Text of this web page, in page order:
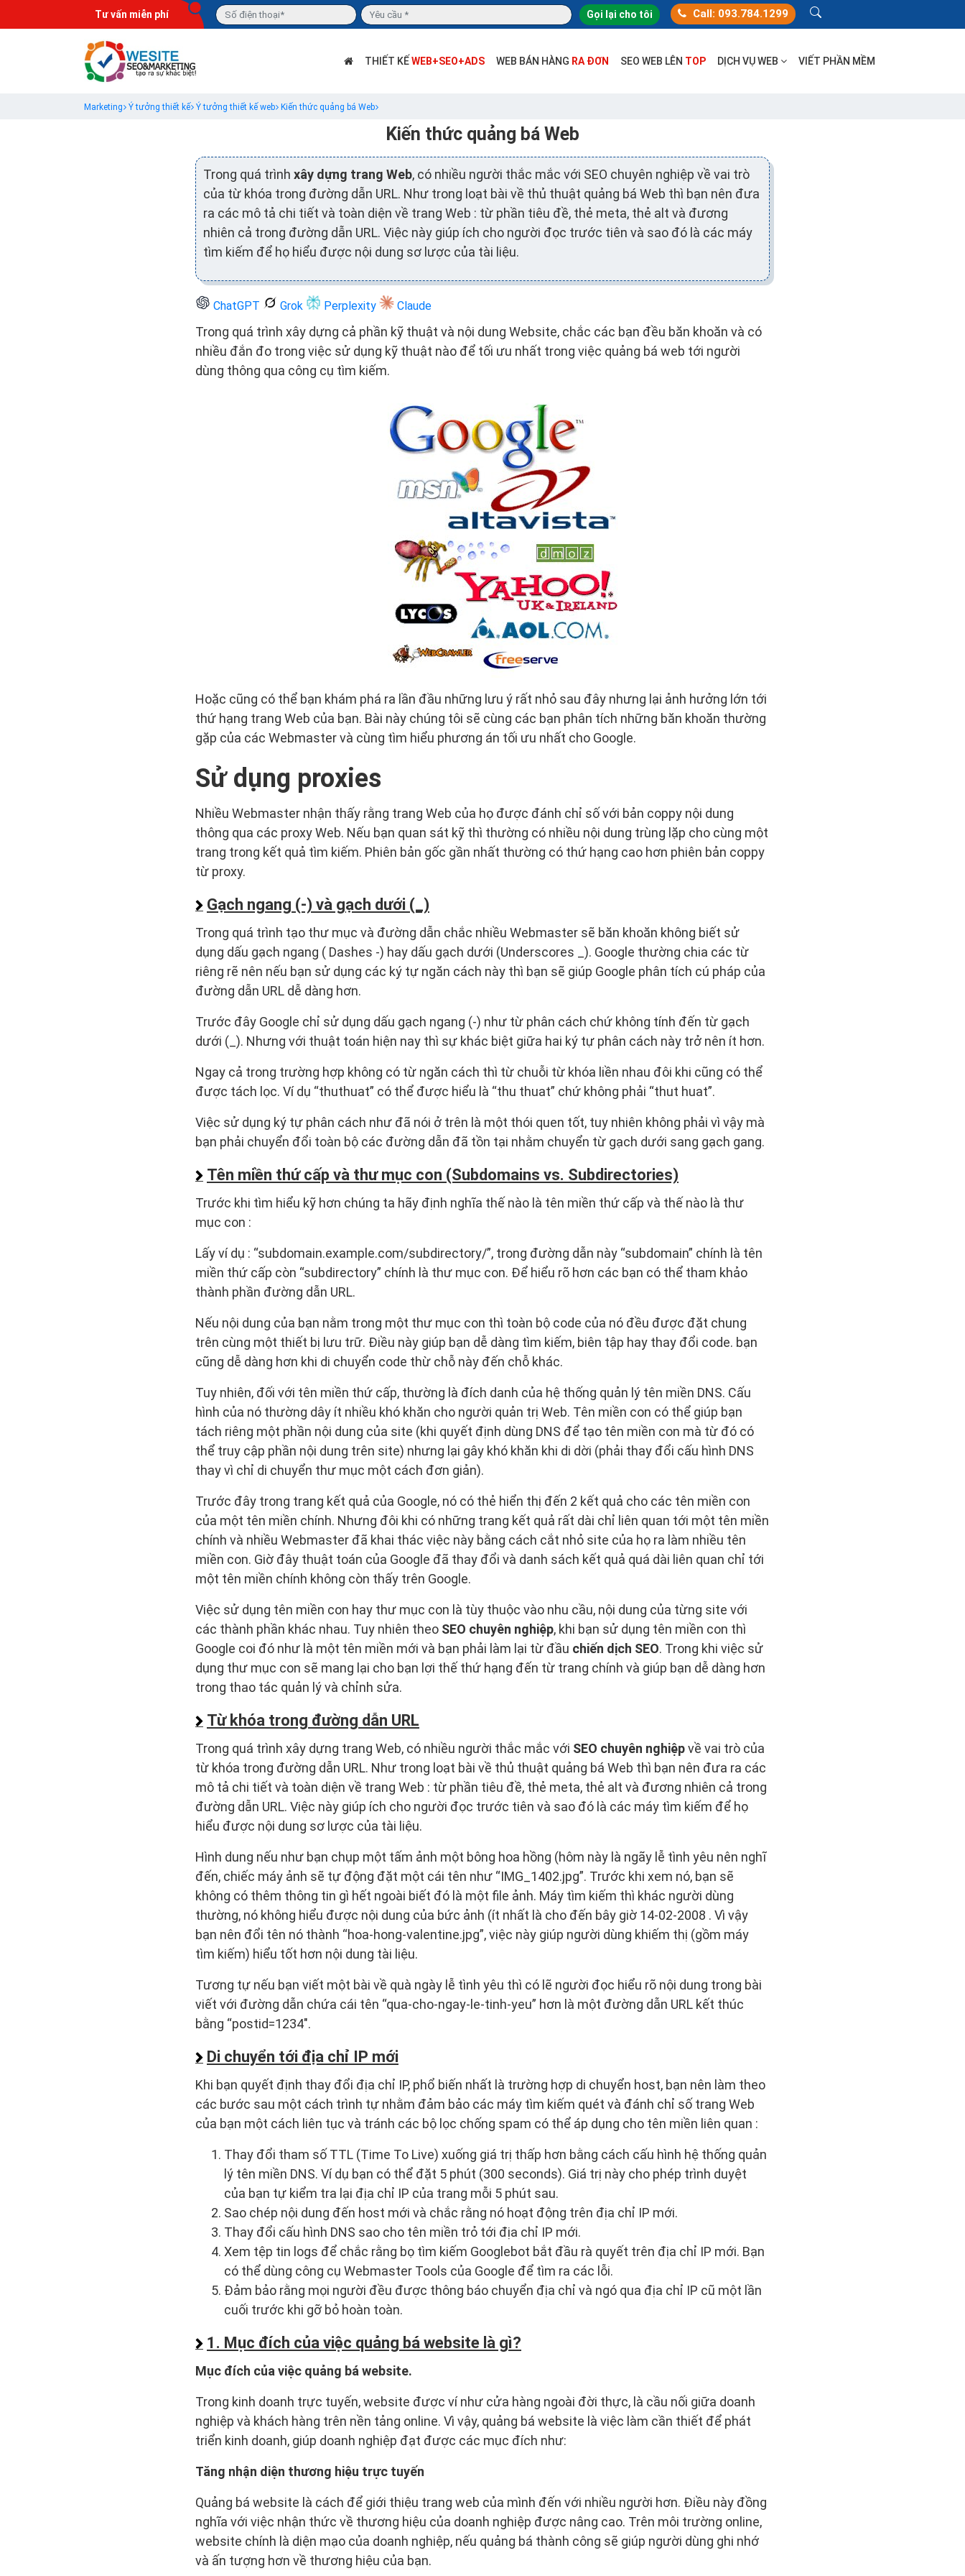
Tư vấn miễn phí Gọi lại cho tôi Call: 093.784.1299
THIẾT KẾWEB+SEO+ADS WEB BÁN HÀNG RA ĐƠN SEO WEB LÊN TOP DỊCH VỤ WEB VIẾT PHẦN MỀM
Marketing Ý tưởng thiết kế Ý tưởng thiết kế web Kiến thức quảng bá Web
Kiến thức quảng bá Web
Trong quá trình xây dựng trang Web, có nhiều người thắc mắc với SEO chuyên nghiệp về vai trò
của từ khóa trong đường dẫn URL. Như trong loạt bài về thủ thuật quảng bá Web thì bạn nên đưa
ra các mô tả chi tiết và toàn diện về trang Web : từ phần tiêu đề, thẻ meta, thẻ alt và đương
nhiên cả trong đường dẫn URL. Việc này giúp ích cho người đọc trước tiên và sao đó là các máy
tìm kiếm để họ hiểu được nội dung sơ lược của tài liệu.
ChatGPT Grok Perplexity Claude
Trong quá trình xây dựng cả phần kỹ thuật và nội dung Website, chắc các bạn đều băn khoăn và có
nhiều đắn đo trong việc sử dụng kỹ thuật nào để tối ưu nhất trong việc quảng bá web tới người
dùng thông qua công cụ tìm kiếm.
Hoặc cũng có thể bạn khám phá ra lần đầu những lưu ý rất nhỏ sau đây nhưng lại ảnh hưởng lớn tới
thứ hạng trang Web của bạn. Bài này chúng tôi sẽ cùng các bạn phân tích những băn khoăn thường
gặp của các Webmaster và cùng tìm hiểu phương án tối ưu nhất cho Google.
Sử dụng proxies
Nhiều Webmaster nhận thấy rằng trang Web của họ được đánh chỉ số với bản coppy nội dung
thông qua các proxy Web. Nếu bạn quan sát kỹ thì thường có nhiều nội dung trùng lặp cho cùng một
trang trong kết quả tìm kiếm. Phiên bản gốc gần nhất thường có thứ hạng cao hơn phiên bản coppy
từ proxy.
Gạch ngang (-) và gạch dưới (_)
Trong quá trình tạo thư mục và đường dẫn chắc nhiều Webmaster sẽ băn khoăn không biết sử
dụng dấu gạch ngang ( Dashes -) hay dấu gạch dưới (Underscores _). Google thường chia các từ
riêng rẽ nên nếu bạn sử dụng các ký tự ngăn cách này thì bạn sẽ giúp Google phân tích cú pháp của
đường dẫn URL dễ dàng hơn.
Trước đây Google chỉ sử dụng dấu gạch ngang (-) như từ phân cách chứ không tính đến từ gạch
dưới (_). Nhưng với thuật toán hiện nay thì sự khác biệt giữa hai ký tự phân cách này trở nên ít hơn.
Ngay cả trong trường hợp không có từ ngăn cách thì từ chuỗi từ khóa liền nhau đôi khi cũng có thể
được tách lọc. Ví dụ “thuthuat” có thể được hiểu là “thu thuat” chứ không phải “thut huat”.
Việc sử dụng ký tự phân cách như đã nói ở trên là một thói quen tốt, tuy nhiên không phải vì vậy mà
bạn phải chuyển đổi toàn bộ các đường dẫn đã tồn tại nhằm chuyển từ gạch dưới sang gạch gang.
Tên miền thứ cấp và thư mục con (Subdomains vs. Subdirectories)
Trước khi tìm hiểu kỹ hơn chúng ta hãy định nghĩa thế nào là tên miền thứ cấp và thế nào là thư
mục con :
Lấy ví dụ : “subdomain.example.com/subdirectory/”, trong đường dẫn này “subdomain” chính là tên
miền thứ cấp còn “subdirectory” chính là thư mục con. Để hiểu rõ hơn các bạn có thể tham khảo
thành phần đường dẫn URL.
Nếu nội dung của bạn nằm trong một thư mục con thì toàn bộ code của nó đều được đặt chung
trên cùng một thiết bị lưu trữ. Điều này giúp bạn dễ dàng tìm kiếm, biên tập hay thay đổi code. bạn
cũng dễ dàng hơn khi di chuyển code thừ chỗ này đến chỗ khác.
Tuy nhiên, đối với tên miền thứ cấp, thường là đích danh của hệ thống quản lý tên miền DNS. Cấu
hình của nó thường dây ít nhiều khó khăn cho người quản trị Web. Tên miền con có thể giúp bạn
tách riêng một phần nội dung của site (khi quyết định dùng DNS để tạo tên miền con mà từ đó có
thể truy cập phần nội dung trên site) nhưng lại gây khó khăn khi di dời (phải thay đổi cấu hình DNS
thay vì chỉ di chuyển thư mục một cách đơn giản).
Trước đây trong trang kết quả của Google, nó có thẻ hiển thị đến 2 kết quả cho các tên miền con
của một tên miền chính. Nhưng đôi khi có những trang kết quả rất dài chỉ liên quan tới một tên miền
chính và nhiều Webmaster đã khai thác việc này bằng cách cắt nhỏ site của họ ra làm nhiều tên
miền con. Giờ đây thuật toán của Google đã thay đổi và danh sách kết quả quá dài liên quan chỉ tới
một tên miền chính không còn thấy trên Google.
Việc sử dụng tên miền con hay thư mục con là tùy thuộc vào nhu cầu, nội dung của từng site với
các thành phần khác nhau. Tuy nhiên theo SEO chuyên nghiệp, khi bạn sử dụng tên miền con thì
Google coi đó như là một tên miền mới và bạn phải làm lại từ đầu chiến dịch SEO. Trong khi việc sử
dụng thư mục con sẽ mang lại cho bạn lợi thế thứ hạng đến từ trang chính và giúp bạn dễ dàng hơn
trong thao tác quản lý và chỉnh sửa.
Từ khóa trong đường dẫn URL
Trong quá trình xây dựng trang Web, có nhiều người thắc mắc với SEO chuyên nghiệpvề vai trò của
từ khóa trong đường dẫn URL. Như trong loạt bài về thủ thuật quảng bá Web thì bạn nên đưa ra các
mô tả chi tiết và toàn diện về trang Web : từ phần tiêu đề, thẻ meta, thẻ alt và đương nhiên cả trong
đường dẫn URL. Việc này giúp ích cho người đọc trước tiên và sao đó là các máy tìm kiếm để họ
hiểu được nội dung sơ lược của tài liệu.
Hình dung nếu như bạn chụp một tấm ảnh một bông hoa hồng (hôm này là ngãy lễ tình yêu nên nghĩ
đến, chiếc máy ảnh sẽ tự động đặt một cái tên như “IMG_1402.jpg”. Trước khi xem nó, bạn sẽ
không có thêm thông tin gì hết ngoài biết đó là một file ảnh. Máy tìm kiếm thì khác người dùng
thường, nó không hiểu được nội dung của bức ảnh (ít nhất là cho đến bây giờ 14-02-2008 . Vì vậy
bạn nên đổi tên nó thành “hoa-hong-valentine.jpg”, việc này giúp người dùng khiếm thị (gồm máy
tìm kiếm) hiểu tốt hơn nội dung tài liệu.
Tương tự nếu bạn viết một bài về quà ngày lễ tình yêu thì có lẽ người đọc hiểu rõ nội dung trong bài
viết với đường dẫn chứa cái tên “qua-cho-ngay-le-tinh-yeu” hơn là một đường dẫn URL kết thúc
bằng “postid=1234″.
Di chuyển tới địa chỉ IP mới
Khi bạn quyết định thay đổi địa chỉ IP, phổ biến nhất là trường hợp di chuyển host, bạn nên làm theo
các bước sau một cách trình tự nhằm đảm bảo các máy tìm kiếm quét và đánh chỉ số trang Web
của bạn một cách liên tục và tránh các bộ lọc chống spam có thể áp dụng cho tên miền liên quan :
Thay đổi tham số TTL (Time To Live) xuống giá trị thấp hơn bằng cách cấu hình hệ thống quản
lý tên miền DNS. Ví dụ bạn có thể đặt 5 phút (300 seconds). Giá trị này cho phép trình duyệt
của bạn tự kiểm tra lại địa chỉ IP của trang mỗi 5 phút sau.
Sao chép nội dung đến host mới và chắc rằng nó hoạt động trên địa chỉ IP mới.
Thay đổi cấu hình DNS sao cho tên miền trỏ tới địa chỉ IP mới.
Xem tệp tin logs để chắc rằng bọ tìm kiếm Googlebot bắt đầu rà quyết trên địa chỉ IP mới. Bạn
có thể dùng công cụ Webmaster Tools của Google để tìm ra các lỗi.
Đảm bảo rằng mọi người đều được thông báo chuyển địa chỉ và ngó qua địa chỉ IP cũ một lần
cuối trước khi gỡ bỏ hoàn toàn.
1. Mục đích của việc quảng bá website là gì?
Mục đích của việc quảng bá website.
Trong kinh doanh trực tuyến, website được ví như cửa hàng ngoài đời thực, là cầu nối giữa doanh
nghiệp và khách hàng trên nền tảng online. Vì vậy, quảng bá website là việc làm cần thiết để phát
triển kinh doanh, giúp doanh nghiệp đạt được các mục đích như:
Tăng nhận diện thương hiệu trực tuyến
Quảng bá website là cách để giới thiệu trang web của mình đến với nhiều người hơn. Điều này đồng
nghĩa với việc nhận thức về thương hiệu của doanh nghiệp được nâng cao. Trên môi trường online,
website chính là diện mạo của doanh nghiệp, nếu quảng bá thành công sẽ giúp người dùng ghi nhớ
và ấn tượng hơn về thương hiệu của bạn.